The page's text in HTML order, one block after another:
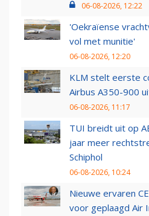
06-08-2026, 12:22
'Oekraïense
vol met munitie'
06-08-2026, 12:20
KLM stelt eerste
Airbus A350-900
06-08-2026, 11:17
TUI breidt uit op
jaar meer
Schiphol
06-08-2026, 10:24
Nieuwe ervaren
voor geplaagd Air